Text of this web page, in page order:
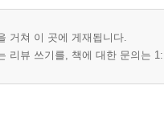
거쳐 이 곳에 게재됩니다.
리뷰 쓰기를, 책에 대한 문의는